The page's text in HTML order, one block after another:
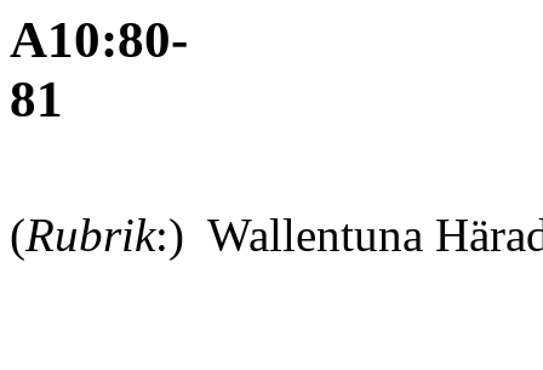
A10:80-
81
(Rubrik:) Wallentuna